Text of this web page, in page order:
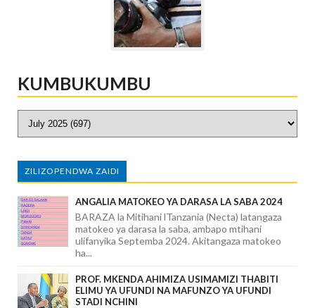
KUMBUKUMBU
ZILIZOPENDWA ZAIDI
ANGALIA MATOKEO YA DARASA LA SABA 2024
BARAZA la Mitihani lTanzania (Necta) latangaza
matokeo ya darasa la saba, ambapo mtihani
ulifanyika Septemba 2024. Akitangaza matokeo
ha...
PROF. MKENDA AHIMIZA USIMAMIZI THABITI
ELIMU YA UFUNDI NA MAFUNZO YA UFUNDI
STADI NCHINI